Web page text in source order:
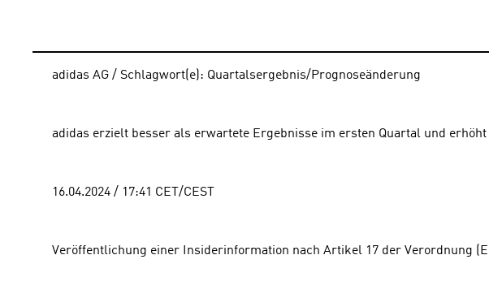
adidas AG / Schlagwort(e): Quartalsergebnis/Prognoseänderung
adidas erzielt besser als erwartete Ergebnisse im ersten Quartal und
16.04.2024 / 17:41 CET/CEST
Veröffentlichung einer Insiderinformation nach Artikel 17 der Verordnung